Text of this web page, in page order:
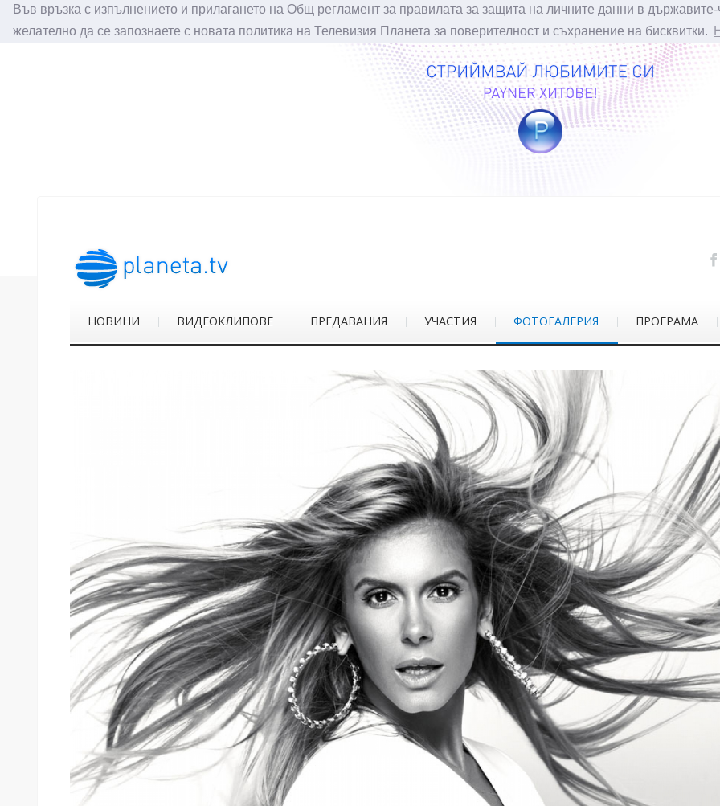
Във връзка с изпълнението и прилагането на Общ регламент за правилата за защита на личните данни в
желателно да се запознаете с новата политика на Телевизия Планета за поверителност и съхранение на бисквитки.
НОВИНИ ВИДЕОКЛИПОВЕ ПРЕДАВАНИЯ УЧАСТИЯ ФОТОГАЛЕРИЯ ПРОГРАМА